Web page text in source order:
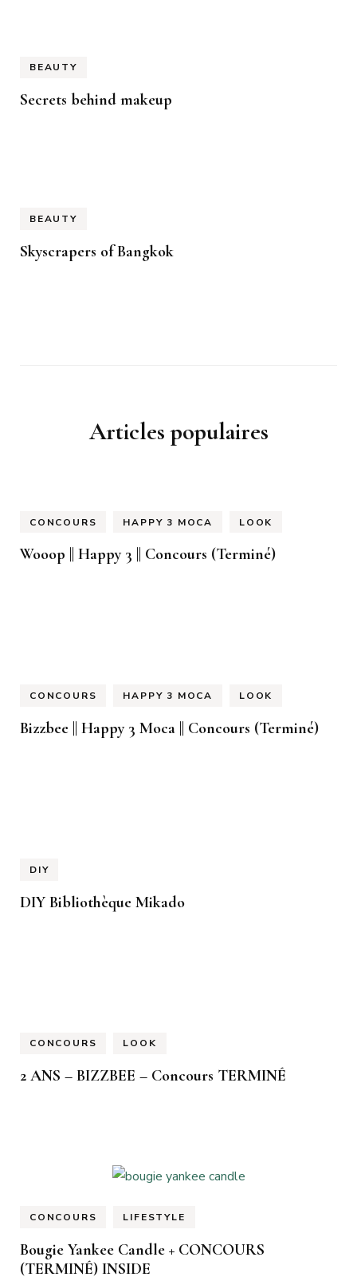
BEAUTY
Secrets behind makeup
BEAUTY
Skyscrapers of Bangkok
Articles populaires
CONCOURS HAPPY 3 MOCA LOOK
Wooop || Happy 3 || Concours (Terminé)
CONCOURS HAPPY 3 MOCA LOOK
Bizzbee || Happy 3 Moca || Concours (Terminé)
DIY
DIY Bibliothèque Mikado
CONCOURS LOOK
2 ANS – BIZZBEE – Concours TERMINÉ
CONCOURS LIFESTYLE
Bougie Yankee Candle + CONCOURS
(TERMINÉ) INSIDE